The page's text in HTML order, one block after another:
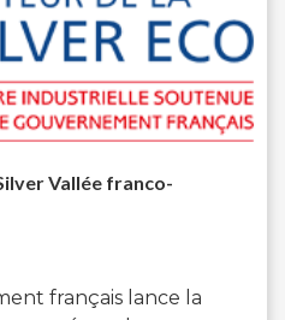
Vallée franco-
français lance la